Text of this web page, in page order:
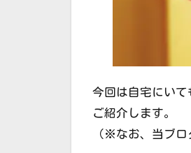
今回は自宅にいて
ご紹介します。
（※なお、当ブロ